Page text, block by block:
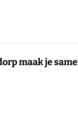
maak je